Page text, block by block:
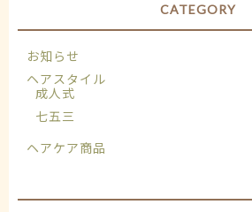
CATEGORY
お知らせ
ヘアスタイル
成人式
七五三
ヘアケア商品